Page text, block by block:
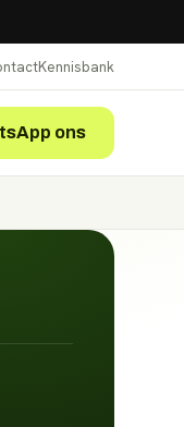
Kennisbank
ons